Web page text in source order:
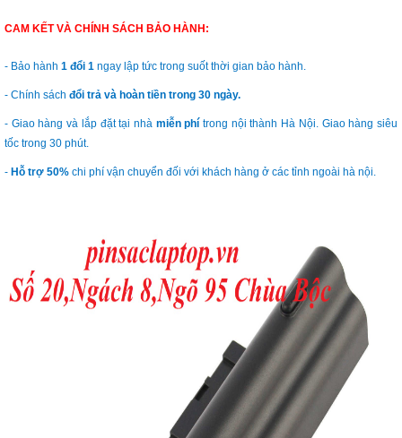
CAM KẾT VÀ CHÍNH SÁCH BẢO HÀNH:
- Bảo hành 1 đổi 1 ngay lập tức trong suốt thời gian bảo hành.
- Chính sách đổi trả và hoàn tiền trong 30 ngày.
- Giao hàng và lắp đặt tại nhà miễn phí trong nội thành Hà Nội. Giao hàng siêu
tốc trong 30 phút.
- Hỗ trợ 50% chi phí vận chuyển đối với khách hàng ở các tỉnh ngoài hà nội.